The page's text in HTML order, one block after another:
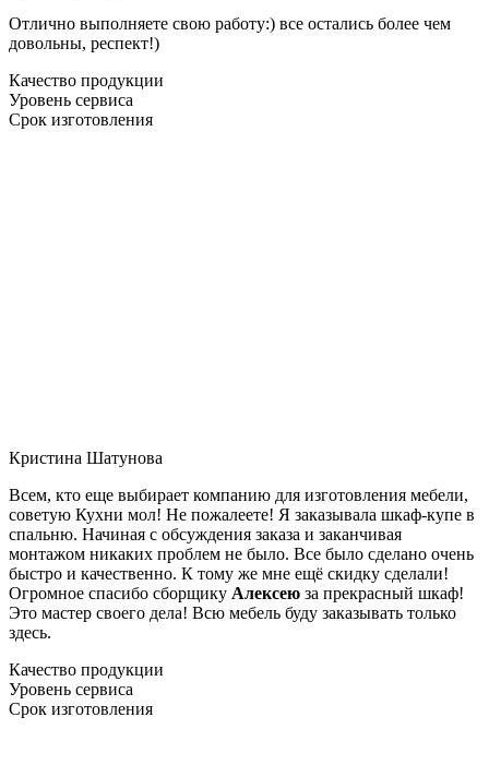
Отлично выполняете свою работу:) все остались более чем
довольны, респект!)
Качество продукции
Уровень сервиса
Срок изготовления
Кристина Шатунова
Всем, кто еще выбирает компанию для изготовления мебели,
советую Кухни мол! Не пожалеете! Я заказывала шкаф-купе в
спальню. Начиная с обсуждения заказа и заканчивая
монтажом никаких проблем не было. Все было сделано очень
быстро и качественно. К тому же мне ещё скидку сделали!
Огромное спасибо сборщику Алексею за прекрасный шкаф!
Это мастер своего дела! Всю мебель буду заказывать только
здесь.
Качество продукции
Уровень сервиса
Срок изготовления